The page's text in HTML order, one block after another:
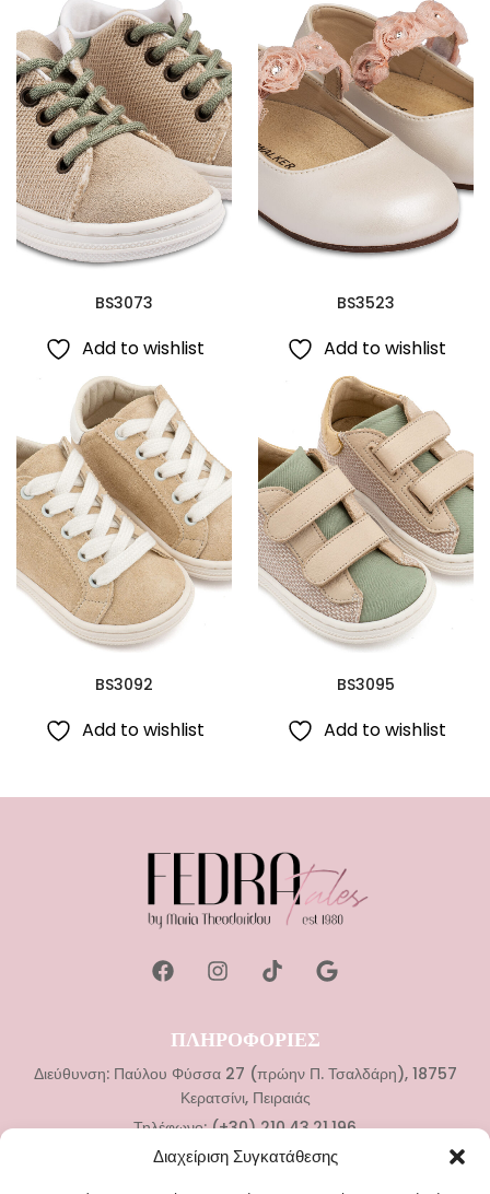
Διαχείριση Συγκατάθεσης
BS3073
Add to wishlist
BS3523
Add to wishlist
BS3092
Add to wishlist
BS3095
Add to wishlist
ΠΛΗΡΟΦΟΡΙΕΣ
Διεύθυνση: Παύλου Φύσσα 27 (πρώην Π. Τσαλδάρη), 18757
Κερατσίνι, Πειραιάς
Τηλέφωνο: (+30) 210.43.21.196